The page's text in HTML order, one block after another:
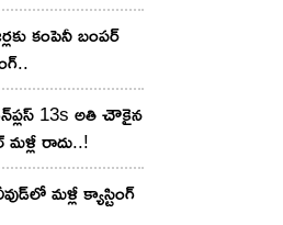
కంపెనీ బంపర్
13s అతి చౌకైన
రాదు..!
మళ్లీ క్యాస్టింగ్